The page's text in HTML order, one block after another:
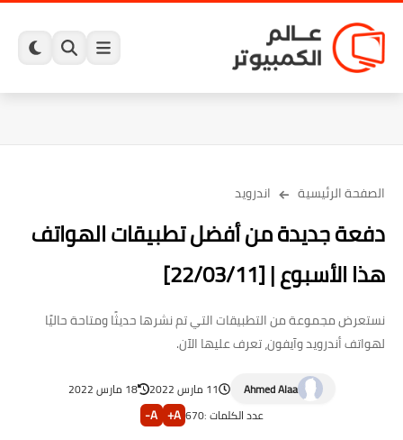
الصفحة الرئيسية اندرويد
دفعة جديدة من أفضل تطبيقات الهواتف
هذا الأسبوع | [22/03/11]
نستعرض مجموعة من التطبيقات التي تم نشرها حديثًا ومتاحة حاليًا
لهواتف أندرويد وآيفون، تعرف عليها الآن.
Ahmed Alaa 11 مارس 2022
18 مارس 2022
عدد الكلمات :670
A+
A-